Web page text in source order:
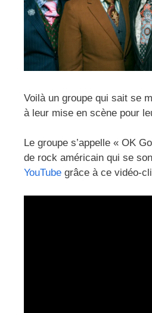
Voilà un groupe qui sait se
à leur mise en scène pour
Le groupe s’appelle « OK
de rock américain qui se
YouTube grâce à ce vidéo-